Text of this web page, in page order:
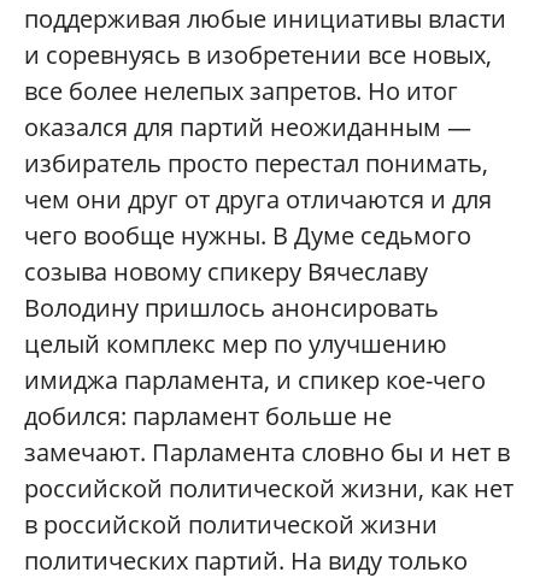
поддерживая любые инициативы власти
и соревнуясь в изобретении все новых,
все более нелепых запретов. Но итог
оказался для партий неожиданным —
избиратель просто перестал понимать,
чем они друг от друга отличаются и для
чего вообще нужны. В Думе седьмого
созыва новому спикеру Вячеславу
Володину пришлось анонсировать
целый комплекс мер по улучшению
имиджа парламента, и спикер кое-чего
добился: парламент больше не
замечают. Парламента словно бы и нет в
российской политической жизни, как нет
в российской политической жизни
политических партий. На виду только